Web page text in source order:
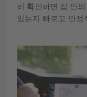
히 확인하면 집 안
있는지 빠르고 안정